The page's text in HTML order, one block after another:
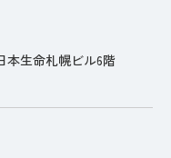
本生命札幌ビル6階